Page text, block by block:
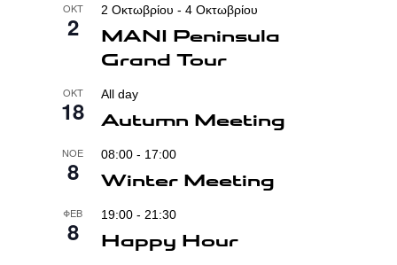
ΟΚΤ
2
2 Οκτωβρίου - 4 Οκτωβρίου
MANI Peninsula
Grand Tour
ΟΚΤ
18
All day
Autumn Meeting
ΝΟΈ
8
08:00 - 17:00
Winter Meeting
ΦΕΒ
8
19:00 - 21:30
Happy Hour